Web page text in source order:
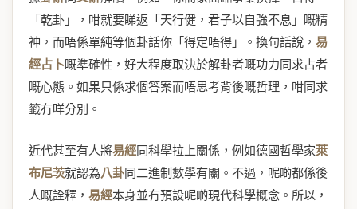
「乾卦」，咁就要睇返「天行健，君子以自強不息」嘅精
神，而唔係單純等個卦話你「得定唔得」。換句話說， 易
經占卜嘅準確性，好大程度取決於解卦者嘅功力同求占者
嘅心態。如果只係求個答案而唔思考背後嘅哲理，咁同求
籤冇咩分別。
近代甚至有人將易經同科學拉上關係，例如德國哲學家萊
布尼茨就認為八卦同二進制數學有關。不過，呢啲都係後
人嘅詮釋， 易經本身並冇預設呢啲現代科學概念。所以，